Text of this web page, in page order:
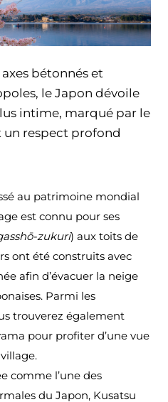
bétonnés et
le Japon dévoile
intime, marqué par le
un respect profond
au patrimoine mondial
est connu pour ses
zukuri) aux toits de
ont été construits avec
afin d’évacuer la neige
Parmi les
trouverez également
pour profiter d’une vue
comme l’une des
du Japon, Kusatsu